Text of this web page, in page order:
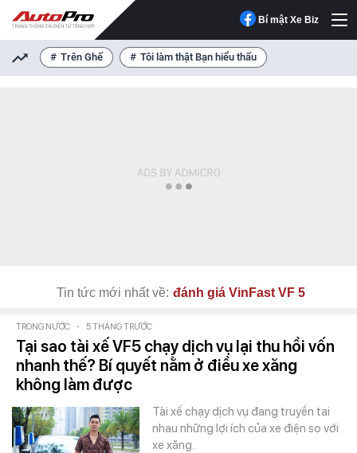
Bí mật Xe Biz
Trên Ghế Tôi làm thật Bạn hiểu thấu
Tin tức mới nhất về: đánh giá VinFast VF 5
TRONG NƯỚC - 5 THÁNG TRƯỚC
Tại sao tài xế VF5 chạy dịch vụ lại thu hồi vốn
nhanh thế? Bí quyết nằm ở điều xe xăng
không làm được
Tài xế chạy dịch vụ đang truyền tai
nhau những lợi ích của xe điện so với
xe xăng.